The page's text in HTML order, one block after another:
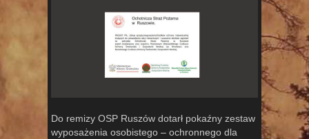
Do remizy OSP Ruszów dotarł pokaźny zestaw
wyposażenia osobistego – ochronnego dla